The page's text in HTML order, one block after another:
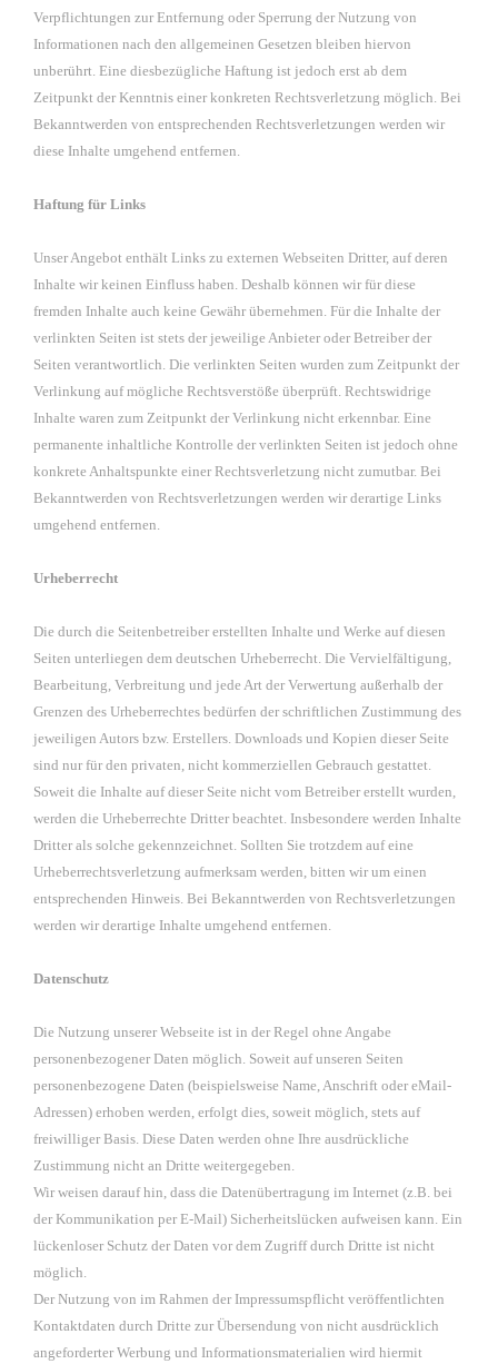
Verpflichtungen zur Entfernung oder Sperrung der Nutzung von
Informationen nach den allgemeinen Gesetzen bleiben hiervon
unberührt. Eine diesbezügliche Haftung ist jedoch erst ab dem
Zeitpunkt der Kenntnis einer konkreten Rechtsverletzung möglich. Bei
Bekanntwerden von entsprechenden Rechtsverletzungen werden wir
diese Inhalte umgehend entfernen.
Haftung für Links
Unser Angebot enthält Links zu externen Webseiten Dritter, auf deren
Inhalte wir keinen Einfluss haben. Deshalb können wir für diese
fremden Inhalte auch keine Gewähr übernehmen. Für die Inhalte der
verlinkten Seiten ist stets der jeweilige Anbieter oder Betreiber der
Seiten verantwortlich. Die verlinkten Seiten wurden zum Zeitpunkt der
Verlinkung auf mögliche Rechtsverstöße überprüft. Rechtswidrige
Inhalte waren zum Zeitpunkt der Verlinkung nicht erkennbar. Eine
permanente inhaltliche Kontrolle der verlinkten Seiten ist jedoch ohne
konkrete Anhaltspunkte einer Rechtsverletzung nicht zumutbar. Bei
Bekanntwerden von Rechtsverletzungen werden wir derartige Links
umgehend entfernen.
Urheberrecht
Die durch die Seitenbetreiber erstellten Inhalte und Werke auf diesen
Seiten unterliegen dem deutschen Urheberrecht. Die Vervielfältigung,
Bearbeitung, Verbreitung und jede Art der Verwertung außerhalb der
Grenzen des Urheberrechtes bedürfen der schriftlichen Zustimmung des
jeweiligen Autors bzw. Erstellers. Downloads und Kopien dieser Seite
sind nur für den privaten, nicht kommerziellen Gebrauch gestattet.
Soweit die Inhalte auf dieser Seite nicht vom Betreiber erstellt wurden,
werden die Urheberrechte Dritter beachtet. Insbesondere werden Inhalte
Dritter als solche gekennzeichnet. Sollten Sie trotzdem auf eine
Urheberrechtsverletzung aufmerksam werden, bitten wir um einen
entsprechenden Hinweis. Bei Bekanntwerden von Rechtsverletzungen
werden wir derartige Inhalte umgehend entfernen.
Datenschutz
Die Nutzung unserer Webseite ist in der Regel ohne Angabe
personenbezogener Daten möglich. Soweit auf unseren Seiten
personenbezogene Daten (beispielsweise Name, Anschrift oder eMail-
Adressen) erhoben werden, erfolgt dies, soweit möglich, stets auf
freiwilliger Basis. Diese Daten werden ohne Ihre ausdrückliche
Zustimmung nicht an Dritte weitergegeben.
Wir weisen darauf hin, dass die Datenübertragung im Internet (z.B. bei
der Kommunikation per E-Mail) Sicherheitslücken aufweisen kann. Ein
lückenloser Schutz der Daten vor dem Zugriff durch Dritte ist nicht
möglich.
Der Nutzung von im Rahmen der Impressumspflicht veröffentlichten
Kontaktdaten durch Dritte zur Übersendung von nicht ausdrücklich
angeforderter Werbung und Informationsmaterialien wird hiermit